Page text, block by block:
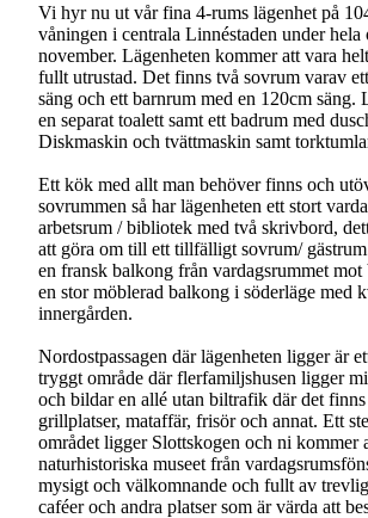
Vi hyr nu ut vår fina 4-rums lägenhet på
våningen i centrala Linnéstaden under hela
november. Lägenheten kommer att vara
fullt utrustad. Det finns två sovrum varav
säng och ett barnrum med en 120cm säng.
en separat toalett samt ett badrum med
Diskmaskin och tvättmaskin samt
Ett kök med allt man behöver finns och
sovrummen så har lägenheten ett stort
arbetsrum / bibliotek med två skrivbord,
att göra om till ett tillfälligt sovrum/
en fransk balkong från vardagsrummet mot
en stor möblerad balkong i söderläge med
innergården.
Nordostpassagen där lägenheten ligger är
tryggt område där flerfamiljshusen ligger
och bildar en allé utan biltrafik där det finns
grillplatser, mataffär, frisör och annat. Ett
området ligger Slottskogen och ni kommer
naturhistoriska museet från
mysigt och välkomnande och fullt av
caféer och andra platser som är värda att